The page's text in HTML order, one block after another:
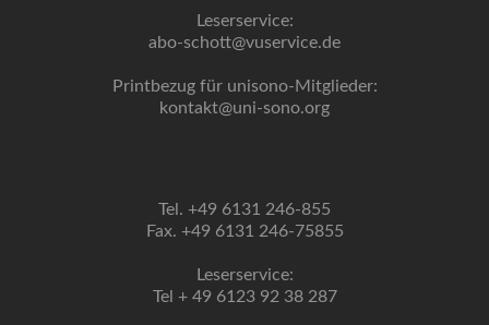
Leserservice:
abo-schott@vuservice.de
Printbezug für unisono-Mitglieder:
kontakt@uni-sono.org
Tel. +49 6131 246-855
Fax. +49 6131 246-75855
Leserservice:
Tel + 49 6123 92 38 287